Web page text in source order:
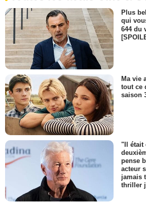
Plus
qui
644 du
Ma vie
tout ce
saison
"Il était
pense
acteur
jamais
thriller